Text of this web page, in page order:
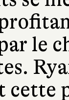
le
cette